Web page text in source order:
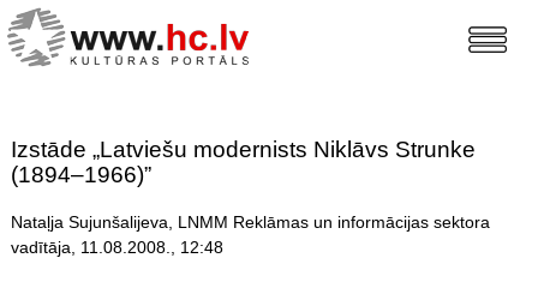
Izstāde „Latviešu modernists Niklāvs Strunke
(1894–1966)”
Nataļja Sujunšalijeva, LNMM Reklāmas un informācijas sektora
vadītāja, 11.08.2008., 12:48